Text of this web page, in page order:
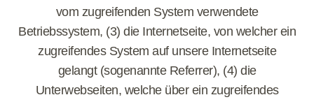
vom zugreifenden System verwendete
Betriebssystem, (3) die Internetseite, von welcher ein
zugreifendes System auf unsere Internetseite
gelangt (sogenannte Referrer), (4) die
Unterwebseiten, welche über ein zugreifendes